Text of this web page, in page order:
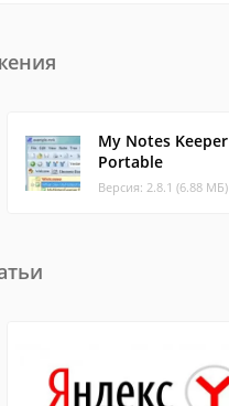
My Notes Keeper
Portable
Версия: 2.8.1 (6.88 МБ)